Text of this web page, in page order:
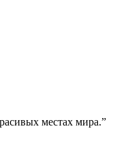
местах мира.”